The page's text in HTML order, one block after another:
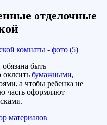
отделочные
обязана быть
бумажными,
а чтобы ребенка не
часть оформляют
материалов